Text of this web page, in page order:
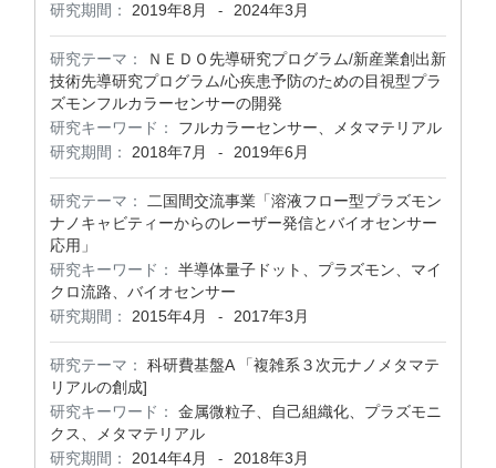
研究期間：
2019年8月 - 2024年3月
研究テーマ：
ＮＥＤＯ先導研究プログラム/新産業創出新
技術先導研究プログラム/心疾患予防のための目視型プラ
ズモンフルカラーセンサーの開発
研究キーワード：
フルカラーセンサー、メタマテリアル
研究期間：
2018年7月 - 2019年6月
研究テーマ：
二国間交流事業「溶液フロー型プラズモン
ナノキャビティーからのレーザー発信とバイオセンサー
応用」
研究キーワード：
半導体量子ドット、プラズモン、マイ
クロ流路、バイオセンサー
研究期間：
2015年4月 - 2017年3月
研究テーマ：
科研費基盤A 「複雑系３次元ナノメタマテ
リアルの創成]
研究キーワード：
金属微粒子、自己組織化、プラズモニ
クス、メタマテリアル
研究期間：
2014年4月 - 2018年3月